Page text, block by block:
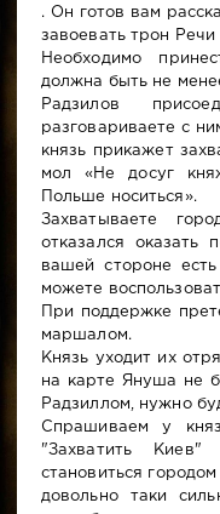
. Он готов вам
завоевать трон Речи
Необходимо
должна быть не
Радзилов
разговариваете с
князь прикажет
мол «Не досуг
Польше носиться».
Захватываете
отказался оказать
вашей стороне
можете
При поддержке
маршалом.
Князь уходит их
на карте Януша не
Радзиллом, нужно
Спрашиваем у
"Захватить
становиться
довольно таки